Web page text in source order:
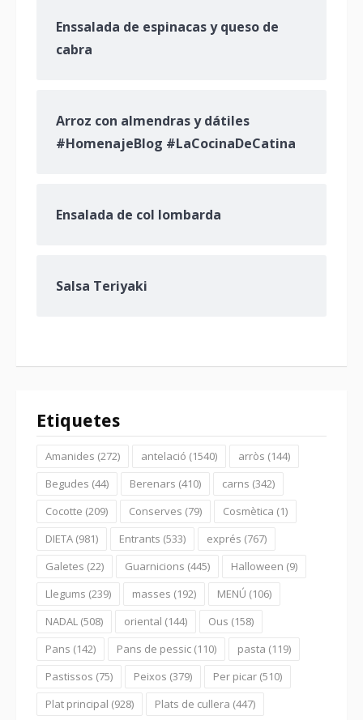
Enssalada de espinacas y queso de
cabra
Arroz con almendras y dátiles
#HomenajeBlog #LaCocinaDeCatina
Ensalada de col lombarda
Salsa Teriyaki
Etiquetes
Amanides (272) antelació (1540) arròs (144)
Begudes (44) Berenars (410) carns (342)
Cocotte (209) Conserves (79) Cosmètica (1)
DIETA (981) Entrants (533) exprés (767)
Galetes (22) Guarnicions (445) Halloween (9)
Llegums (239) masses (192) MENÚ (106)
NADAL (508) oriental (144) Ous (158)
Pans (142) Pans de pessic (110) pasta (119)
Pastissos (75) Peixos (379) Per picar (510)
Plat principal (928) Plats de cullera (447)